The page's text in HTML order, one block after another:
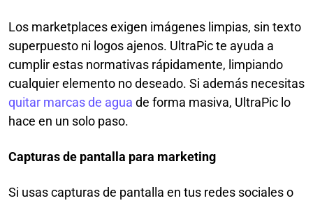
Los marketplaces exigen imágenes limpias, sin texto
superpuesto ni logos ajenos. UltraPic te ayuda a
cumplir estas normativas rápidamente, limpiando
cualquier elemento no deseado. Si además necesitas
quitar marcas de agua de forma masiva, UltraPic lo
hace en un solo paso.
Capturas de pantalla para marketing
Si usas capturas de pantalla en tus redes sociales o